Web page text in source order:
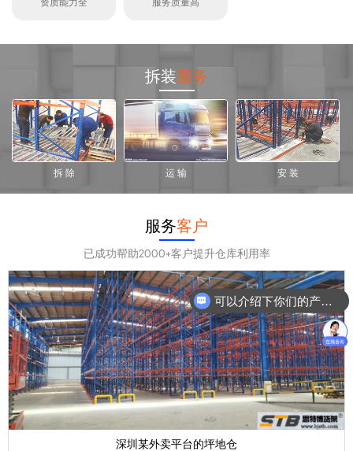
拆装服务
拆 除 运 输 安 装
服务客户
已成功帮助2000+客户提升仓库利用率
深圳某外卖平台的坪地仓
可以介绍下你们的产品么？